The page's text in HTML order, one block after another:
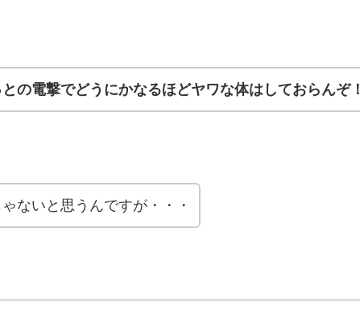
の電撃でどうにかなるほどヤワな体はしておらんぞ！
ないと思うんですが・・・